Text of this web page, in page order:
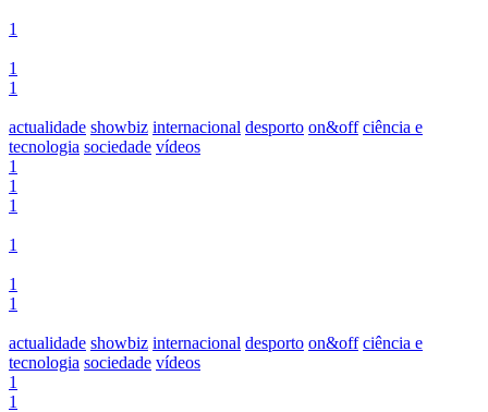
1
1
1
actualidade showbiz internacional desporto on&off ciência e
tecnologia sociedade vídeos
1
1
1
1
1
1
actualidade showbiz internacional desporto on&off ciência e
tecnologia sociedade vídeos
1
1